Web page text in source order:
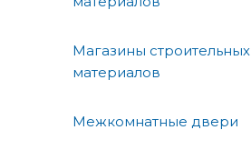
Магазины строительных
материалов
Межкомнатные двери